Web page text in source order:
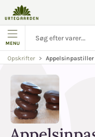
MENU
Opskrifter Appelsinpastiller